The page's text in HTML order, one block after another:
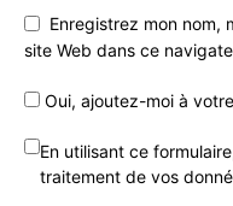
Enregistrez mon nom,
site Web dans ce
Oui, ajoutez-moi à
En utilisant ce
traitement de vos